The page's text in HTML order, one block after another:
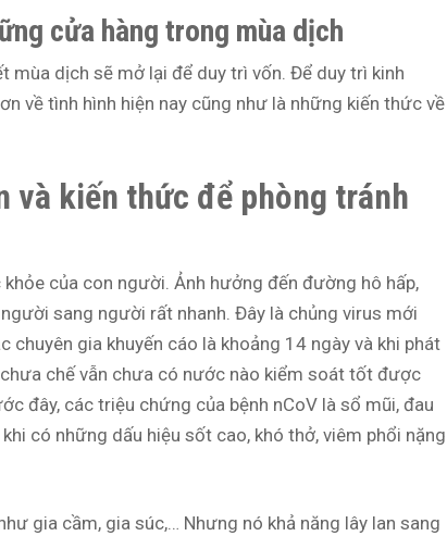
cửa hàng trong mùa dịch
mùa dịch sẽ mở lại để duy trì vốn. Để duy trì kinh
về tình hình hiện nay cũng như là những kiến thức về
và kiến thức để phòng tránh
của con người. Ảnh hưởng đến đường hô hấp,
sang người rất nhanh. Đây là chủng virus mới
gia khuyến cáo là khoảng 14 ngày và khi phát
chế vẫn chưa có nước nào kiểm soát tốt được
đây, các triệu chứng của bệnh nCoV là sổ mũi, đau
có những dấu hiệu sốt cao, khó thở, viêm phổi nặng
gia cầm, gia súc,… Nhưng nó khả năng lây lan sang